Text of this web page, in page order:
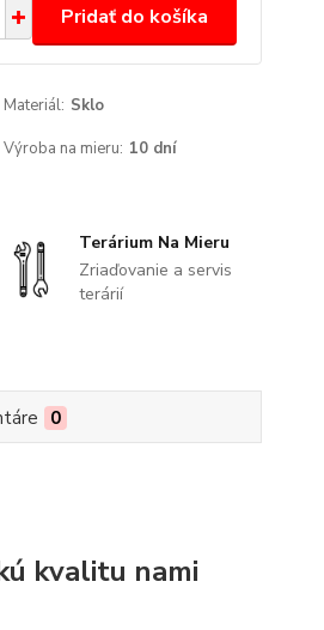
Pridať do košíka
Materiál: Sklo
Výroba na mieru: 10 dní
Terárium Na Mieru
Zriaďovanie a servis
terárií
0
kvalitu nami